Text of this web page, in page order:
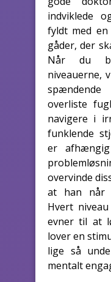
indviklede
fyldt med
gåder, der
Når du
niveauerne,
overliste
navigere i
funklende
er
overvinde
at han når
Hvert
evner til at
lover en
lige så
mentalt